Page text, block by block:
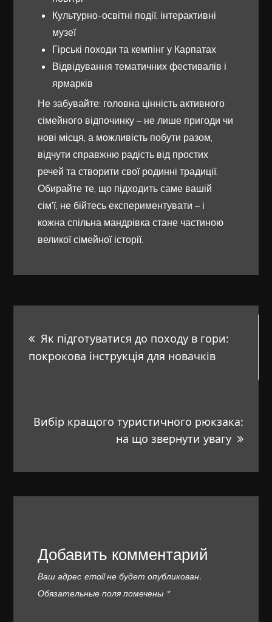
Культурно-освітні події, інтерактивні
музеї
Гірські походи та кемпінг у Карпатах
Відвідування тематичних фестивалів і
ярмарків
Не забувайте: головна цінність активного
сімейного відпочинку – не лише пригоди чи
нові місця, а можливість побути разом,
відчути справжню радість від простих
речей та створити свої родинні традиції.
Обирайте те, що підходить саме вашій
сім’ї, не бійтесь експериментувати – і
кожна спільна мандрівка стане частиною
великої сімейної історії.
по
Як підготуватися до походу в гори:
покрокова інструкція для новачків
Вибір кращого туристичного рюкзака:
на що звернути увагу
Добавить комментарий
Ваш адрес email не будет опубликован.
Обязательные поля помечены *